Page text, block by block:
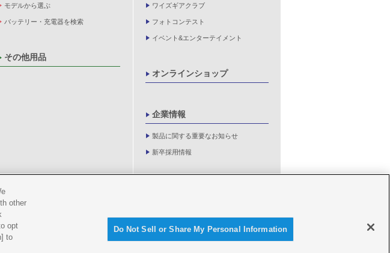
モデルから選ぶ
バッテリー・充電器を検索
その他用品
ワイズギアクラブ
フォトコンテスト
イベント&エンターテイメント
オンラインショップ
企業情報
製品に関する重要なお知らせ
新卒採用情報
other
opt
to
Do Not Sell or Share My Personal Information